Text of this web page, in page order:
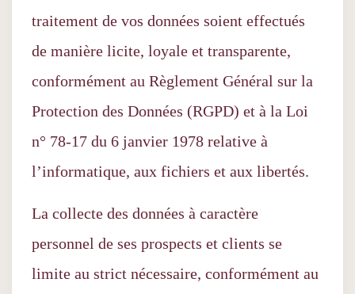
traitement de vos données soient effectués
de manière licite, loyale et transparente,
conformément au Règlement Général sur la
Protection des Données (RGPD) et à la Loi
n° 78-17 du 6 janvier 1978 relative à
l’informatique, aux fichiers et aux libertés.
La collecte des données à caractère
personnel de ses prospects et clients se
limite au strict nécessaire, conformément au